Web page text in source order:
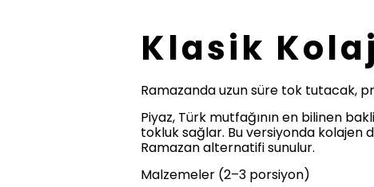
Klasik
Ramazanda uzun süre tok tutacak,
Piyaz, Türk mutfağının en bilinen
tokluk sağlar. Bu versiyonda kolajen
Ramazan alternatifi sunulur.
Malzemeler (2–3 porsiyon)